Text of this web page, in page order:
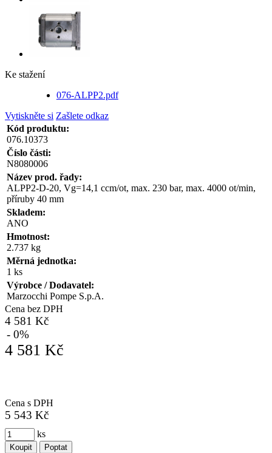
Ke stažení
076-ALPP2.pdf
Vytiskněte si Zašlete odkaz
Kód produktu:
076.10373
Číslo části:
N8080006
Název prod. řady:
ALPP2-D-20, Vg=14,1 ccm/ot, max. 230 bar, max. 4000 ot/min,
příruby 40 mm
Skladem:
ANO
Hmotnost:
2.737 kg
Měrná jednotka:
1 ks
Výrobce / Dodavatel:
Marzocchi Pompe S.p.A.
Cena bez DPH
4 581 Kč
- 0%
4 581 Kč
Cena s DPH
5 543 Kč
ks
Koupit Poptat